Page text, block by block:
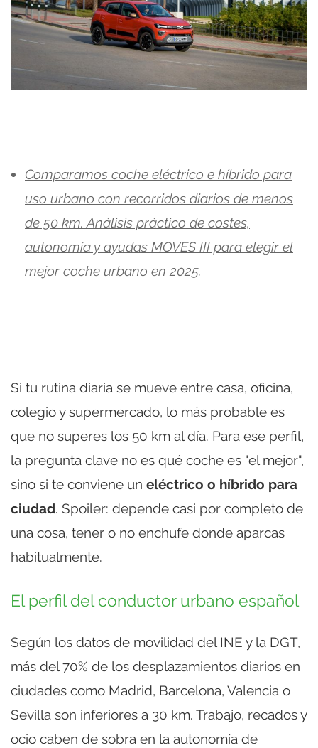
Comparamos coche eléctrico e híbrido para
uso urbano con recorridos diarios de menos
de 50 km. Análisis práctico de costes,
autonomía y ayudas MOVES III para elegir el
mejor coche urbano en 2025.
Si tu rutina diaria se mueve entre casa, oficina,
colegio y supermercado, lo más probable es
que no superes los 50 km al día. Para ese perfil,
la pregunta clave no es qué coche es "el mejor",
sino si te conviene un eléctrico o híbrido para
ciudad. Spoiler: depende casi por completo de
una cosa, tener o no enchufe donde aparcas
habitualmente.
El perfil del conductor urbano español
Según los datos de movilidad del INE y la DGT,
más del 70% de los desplazamientos diarios en
ciudades como Madrid, Barcelona, Valencia o
Sevilla son inferiores a 30 km. Trabajo, recados y
ocio caben de sobra en la autonomía de